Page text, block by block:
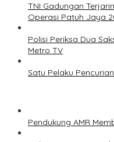
TNI Gadungan
Operasi Patuh Jaya
Polisi Periksa Dua
Metro TV
Satu Pelaku
Pendukung AMR